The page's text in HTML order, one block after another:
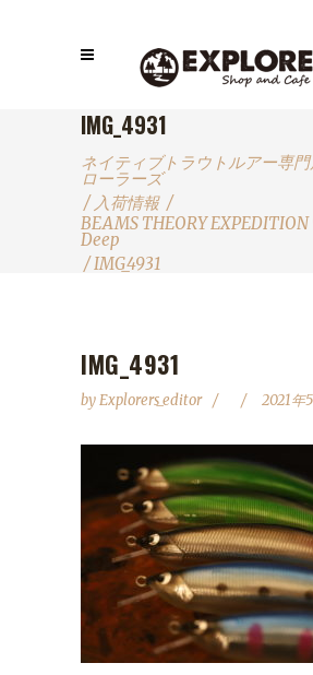
IMG_4931
ネイティブトラウトルアー専
ローラーズ
/ 入荷情報 /
BEAMS THEORY
Deep
/IMG_4931
IMG_4931
byExplorers_editor 2021年